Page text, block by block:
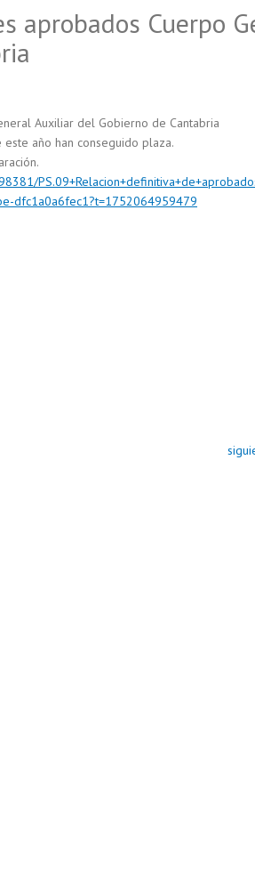
aprobados Cuerpo
Auxiliar del Gobierno de Cantabria
este año han conseguido plaza.
dfc1a0a6fec1?t=1752064959479